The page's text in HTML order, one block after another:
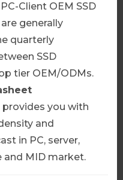
Client OEM SSD
generally
quarterly
SSD
tier OEM/ODMs.
provides you with
and
in PC, server,
and MID market.
們